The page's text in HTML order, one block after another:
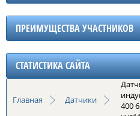
ПРЕИМУЩЕСТВА УЧАСТНИКОВ
СТАТИСТИКА САЙТА
Главная Датчики
400